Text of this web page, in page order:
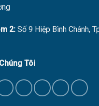
2:Số 9 Hiệp Bình Chánh,
Tôi